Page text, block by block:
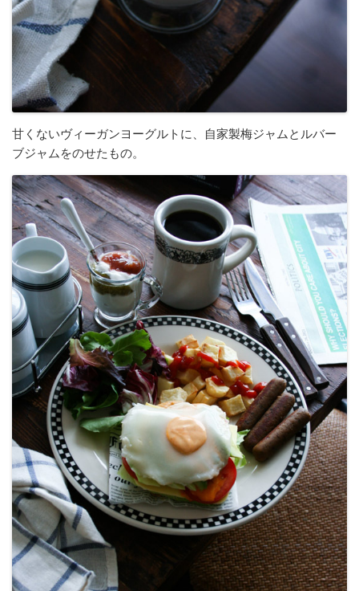
甘くないヴィーガンヨーグルトに、自家製梅ジャムとルバー
ブジャムをのせたもの。